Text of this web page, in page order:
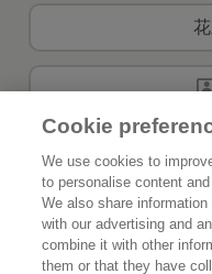
首頁
可持續發展
Cookie
We use cookies to
to personalise content
We also share
with our advertising and
combine it with other
them or that they have